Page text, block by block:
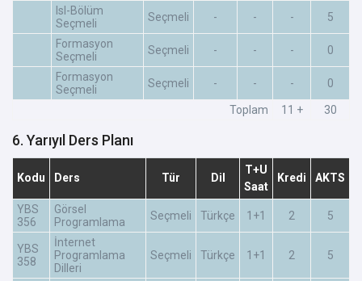
Isl-Bölüm
Seçmeli
Seçmeli - - - 5
Formasyon
Seçmeli
Seçmeli - - - 0
Formasyon
Seçmeli
Seçmeli - - - 0
Toplam 11 + 30
6. Yarıyıl Ders Planı
Kodu Ders Tür Dil
T+U
Saat
Kredi AKTS
YBS
356
Görsel
Programlama
Seçmeli Türkçe 1+1 2 5
YBS
358
İnternet
Programlama
Dilleri
Seçmeli Türkçe 1+1 2 5